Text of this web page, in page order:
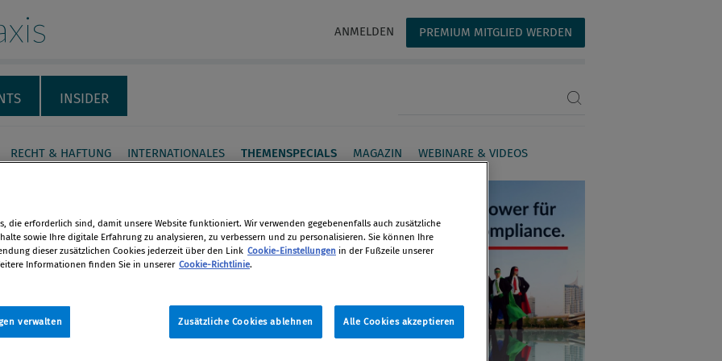
ANMELDEN PREMIUM MITGLIED WERDEN
INSIDER
RECHT & HAFTUNG INTERNATIONALES THEMENSPECIALS MAGAZIN WEBINARE & VIDEOS
wirken
neben ­falschen Claims auch
System des CO2-Handels oder
die erforderlich sind, damit unsere Website funktioniert. Wir verwenden gegebenenfalls auch zusätzliche
sowie Ihre digitale Erfahrung zu analysieren, zu verbessern und zu personalisieren. Sie können Ihre
dieser zusätzlichen Cookies jederzeit über den Link Cookie-Einstellungen in der Fußzeile unserer
Informationen finden Sie in unserer Cookie-Richtlinie.
Zusätzliche Cookies ablehnen Alle Cookies akzeptieren
verwalten